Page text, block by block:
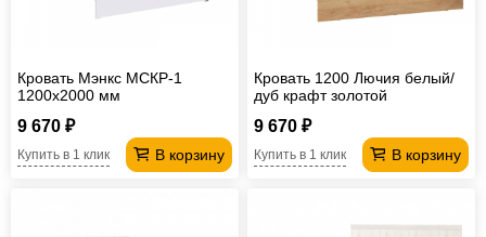
Кровать Мэнкс МСКР-1
1200х2000 мм
9 670 ₽
В корзину
Купить в 1 клик
Кровать 1200 Лючия белый/
дуб крафт золотой
9 670 ₽
В корзину
Купить в 1 клик